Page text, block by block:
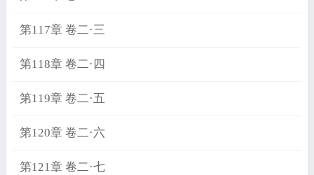
第117章 卷二·三
第118章 卷二·四
第119章 卷二·五
第120章 卷二·六
第121章 卷二·七